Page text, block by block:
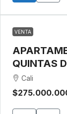
VENTA
QUINTAS
Cali